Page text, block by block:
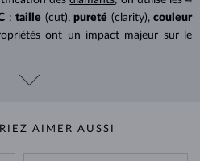
: taille (cut), pureté (clarity), couleur
ont un impact majeur sur le
AIMER AUSSI